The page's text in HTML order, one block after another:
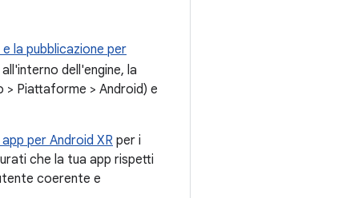
la pubblicazione per
dell'engine, la
Piattaforme > Android) e
per Android XR per i
che la tua app rispetti
coerente e